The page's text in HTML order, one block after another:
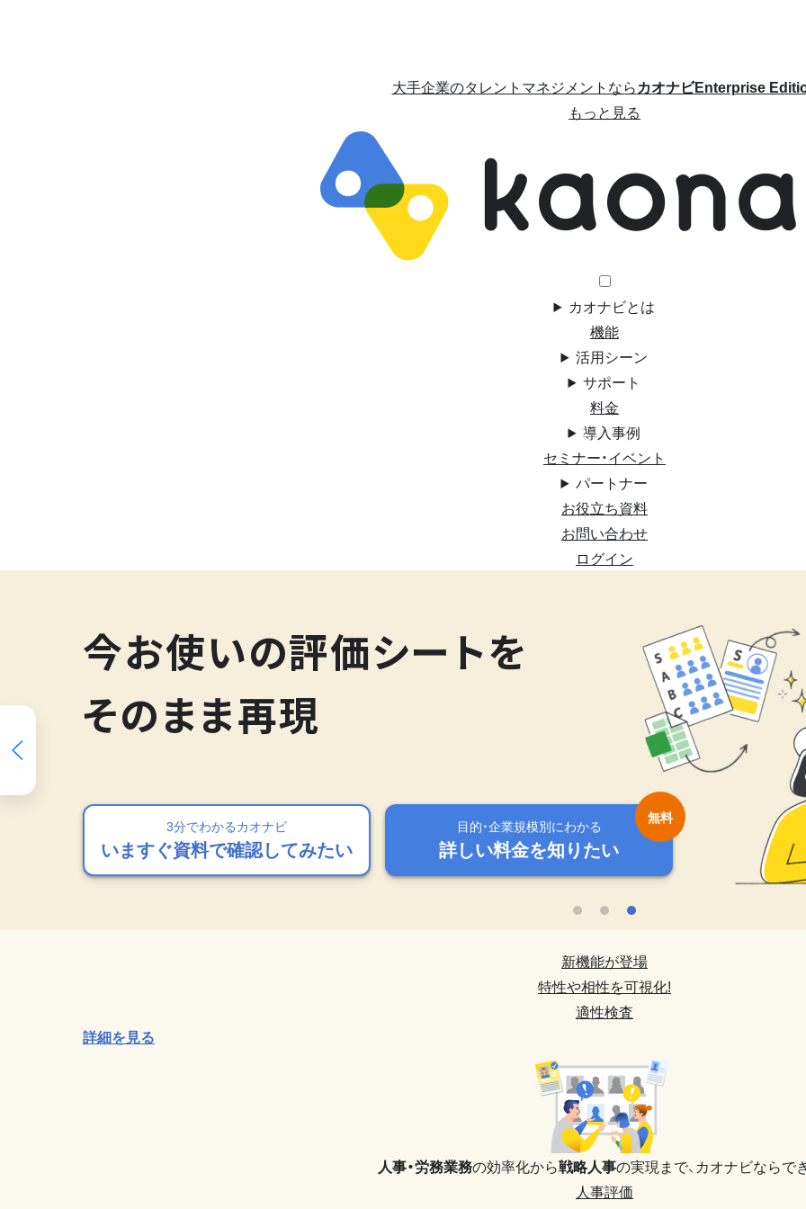
大手企業のタレントマネジメントならカオナビEnterprise
もっと見る
カオナビとは
機能
活用シーン
サポート
料金
導入事例
セミナー・イベント
パートナー
お役立ち資料
お問い合わせ
ログイン
3分でわかるカオナビ
いますぐ資料で確認してみたい
目的・企業規模別にわかる
詳しい料金を知りたい
3分でわかるカオナビ
いますぐ資料で確認してみたい
目的・企業規模別にわかる
詳しい料金を知りたい
200
スキルマップ
3分でわかるカオナビ
いますぐ資料で確認してみたい
目的・企業規模別にわかる
詳しい料金を知りたい
今お使いの評価シートを
そのまま再現
3分でわかるカオナビ
いますぐ資料で確認してみたい
目的・企業規模別にわかる
詳しい料金を知りたい
3分でわかるカオナビ
いますぐ資料で確認してみたい
目的・企業規模別にわかる
詳しい料金を知りたい
新機能が登場
特性や相性を可視化!
適性検査
詳細を見る
人事・労務業務の効率化から戦略人事の実現まで、 カオナビならで
人事評価